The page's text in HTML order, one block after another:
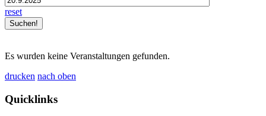
reset
Es wurden keine Veranstaltungen gefunden.
drucken nach oben
Quicklinks